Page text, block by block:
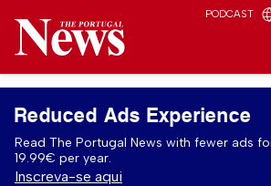
PODCAST
Reduced Ads Experience
Read The Portugal News with fewer ads
19.99€ per year.
Inscreva-se aqui